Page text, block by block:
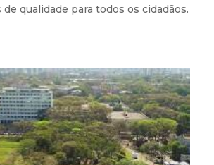
qualidade para todos os cidadãos.